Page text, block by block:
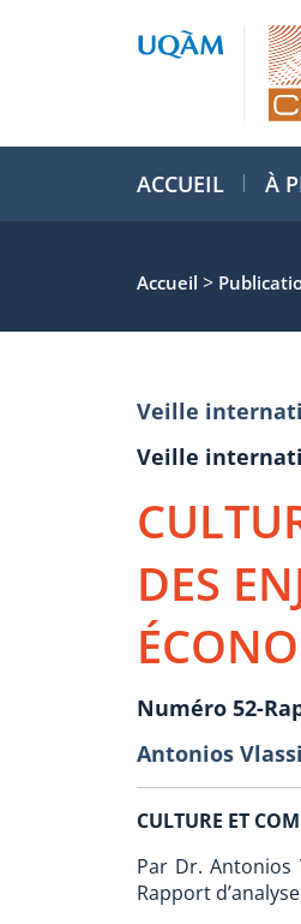
ACCUEIL À
Accueil >
Veille
Veille
DES
Numéro 52-
Antonios
CULTURE ET
Par Dr. Antonios
Rapport